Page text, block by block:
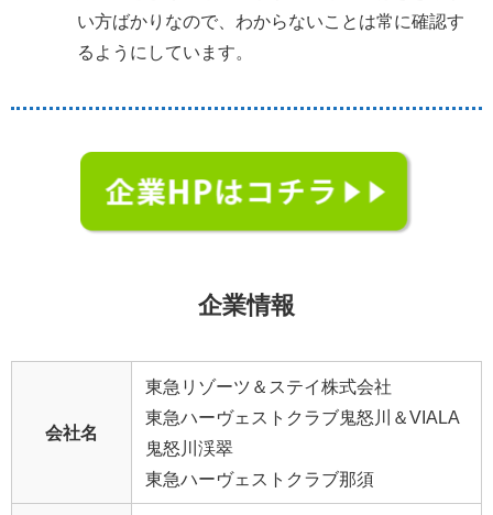
い方ばかりなので、わからないことは常に確認す
るようにしています。
企業情報
会社名
東急リゾーツ＆ステイ株式会社
東急ハーヴェストクラブ鬼怒川＆VIALA
鬼怒川渓翠
東急ハーヴェストクラブ那須